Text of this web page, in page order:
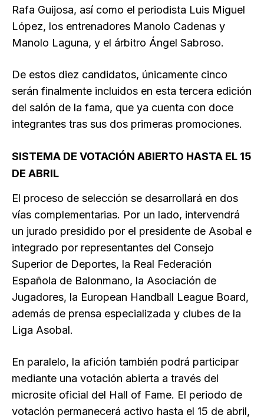
Rafa Guijosa, así como el periodista Luis Miguel
López, los entrenadores Manolo Cadenas y
Manolo Laguna, y el árbitro Ángel Sabroso.
De estos diez candidatos, únicamente cinco
serán finalmente incluidos en esta tercera edición
del salón de la fama, que ya cuenta con doce
integrantes tras sus dos primeras promociones.
SISTEMA DE VOTACIÓN ABIERTO HASTA EL 15
DE ABRIL
El proceso de selección se desarrollará en dos
vías complementarias. Por un lado, intervendrá
un jurado presidido por el presidente de Asobal e
integrado por representantes del Consejo
Superior de Deportes, la Real Federación
Española de Balonmano, la Asociación de
Jugadores, la European Handball League Board,
además de prensa especializada y clubes de la
Liga Asobal.
En paralelo, la afición también podrá participar
mediante una votación abierta a través del
microsite oficial del Hall of Fame. El periodo de
votación permanecerá activo hasta el 15 de abril,